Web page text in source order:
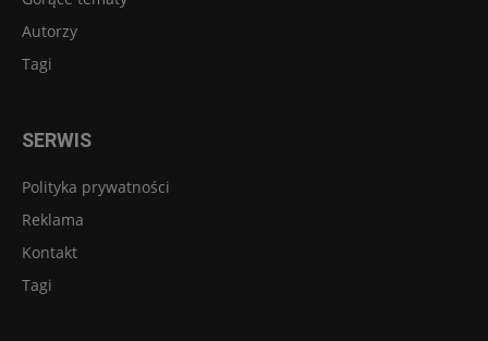
Autorzy
Tagi
SERWIS
Polityka prywatności
Reklama
Kontakt
Tagi